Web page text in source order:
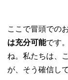
ここで冒頭での
は充分可能です
ね。私たちは、
が、そう確信し